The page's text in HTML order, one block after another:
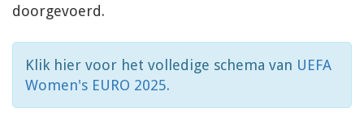
doorgevoerd.
Klik hier voor het volledige schema van UEFA
Women's EURO 2025.